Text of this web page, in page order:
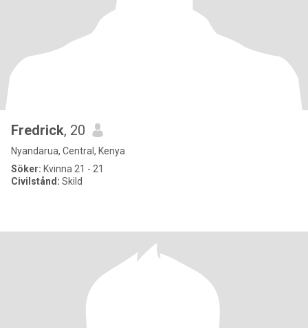
Fredrick, 20
Nyandarua, Central, Kenya
Söker: Kvinna 21 - 21
Civilstånd: Skild